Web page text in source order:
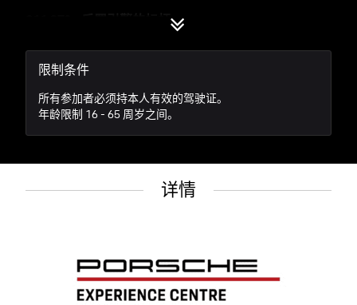
✓ 相同的 4.0L 引擎调校出不同性格
✓ 经典后置布局带来的独特驾驶动态
✓ 更强大的尾部下压力系统
在专业场地上，您不仅能感受 718 GT4 RS 的灵动与
911 GT3 的稳健，更能系统性地提升驾驶技巧。从车辆
个环节都让您安全释放这两台猛兽的全部潜能。
在体验中心场地道路上，您将体验到
的私人驾驶指导
限制条件
所有参加者必须持本人有效的驾驶证。
年龄限制 16 - 65 周岁之间。
详情